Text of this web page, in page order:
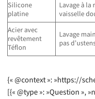
Silicone
platine
Lavage à la
vaisselle
Acier avec
revêtement
Téflon
Lavage
pas
{« @context »: »https://
[{« @type »: »Question »,